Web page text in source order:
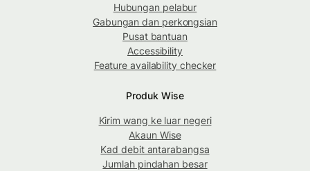
Hubungan pelabur
Gabungan dan perkongsian
Pusat bantuan
Accessibility
Feature availability checker
Produk Wise
Kirim wang ke luar negeri
Akaun Wise
Kad debit antarabangsa
Jumlah pindahan besar